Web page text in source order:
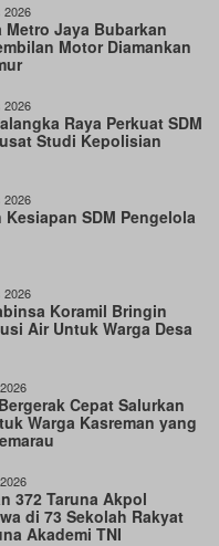
2026
Metro Jaya Bubarkan
Motor Diamankan
2026
Raya Perkuat SDM
Studi Kepolisian
2026
Kesiapan SDM Pengelola
2026
Koramil Bringin
Air Untuk Warga Desa
Cepat Salurkan
Warga Kasreman yang
372 Taruna Akpol
di 73 Sekolah Rakyat
Akademi TNI